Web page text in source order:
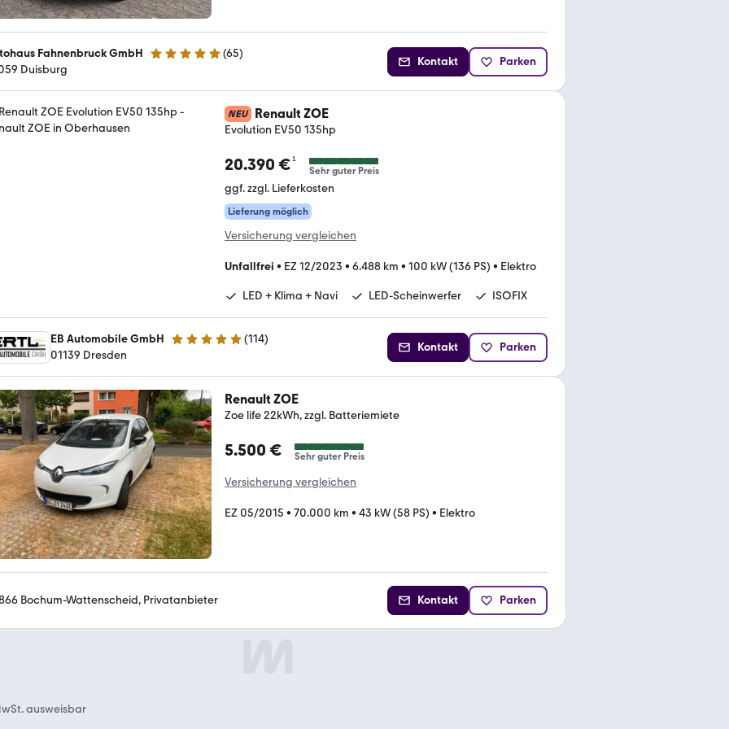
Fahnenbruck GmbH 4.9 Sterne (65)
Duisburg
Kontakt Parken
NEU Renault ZOE
Evolution EV50 135hp
20.390 €¹
Sehr guter Preis
ggf. zzgl. Lieferkosten
Lieferung möglich
Versicherung vergleichen
Unfallfrei • EZ 12/2023 • 6.488 km • 100 kW (136 PS) • Elektro
LED + Klima + Navi LED-Scheinwerfer ISOFIX
EB Automobile GmbH 4.9 Sterne (114)
01139 Dresden
Kontakt Parken
Renault ZOE
Zoe life 22kWh, zzgl. Batteriemiete
5.500 € Sehr guter Preis
Versicherung vergleichen
EZ 05/2015 • 70.000 km • 43 kW (58 PS) • Elektro
Bochum-Wattenscheid, Privatanbieter Kontakt Parken
ausweisbar